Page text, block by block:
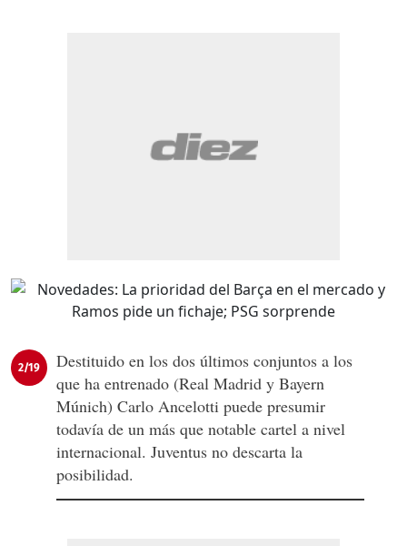
2/19
Destituido en los dos últimos conjuntos a los
que ha entrenado (Real Madrid y Bayern
Múnich) Carlo Ancelotti puede presumir
todavía de un más que notable cartel a nivel
internacional. Juventus no descarta la
posibilidad.